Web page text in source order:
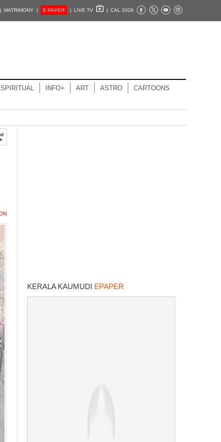
| MATRIMONY | E-PAPER | LIVE TV | CAL 2026
SPIRITUAL INFO+ ART ASTRO CARTOONS
KERALA KAUMUDI EPAPER